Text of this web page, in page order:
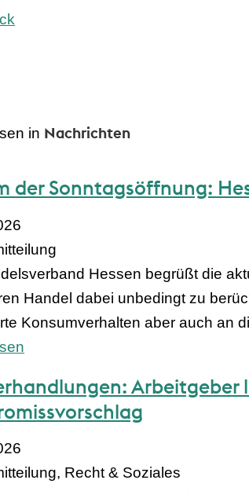
in Nachrichten
der Sonntagsöffnung:
Hessen begrüßt die
Handel dabei unbedingt zu
Konsumverhalten aber auch an
Arbeitgeber
Recht & Soziales